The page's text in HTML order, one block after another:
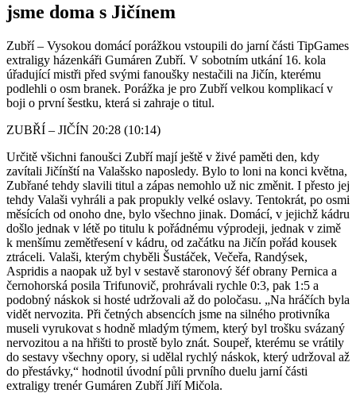
jsme doma s Jičínem
Zubří – Vysokou domácí porážkou vstoupili do jarní části TipGames
extraligy házenkáři Gumáren Zubří. V sobotním utkání 16. kola
úřadující mistři před svými fanoušky nestačili na Jičín, kterému
podlehli o osm branek. Porážka je pro Zubří velkou komplikací v
boji o první šestku, která si zahraje o titul.
ZUBŘÍ – JIČÍN 20:28 (10:14)
Určitě všichni fanoušci Zubří mají ještě v živé paměti den, kdy
zavítali Jičínští na Valašsko naposledy. Bylo to loni na konci května,
Zubřané tehdy slavili titul a zápas nemohlo už nic změnit. I přesto jej
tehdy Valaši vyhráli a pak propukly velké oslavy. Tentokrát, po osmi
měsících od onoho dne, bylo všechno jinak. Domácí, v jejichž kádru
došlo jednak v létě po titulu k pořádnému výprodeji, jednak v zimě
k menšímu zemětřesení v kádru, od začátku na Jičín pořád kousek
ztráceli. Valaši, kterým chyběli Šustáček, Večeřa, Randýsek,
Aspridis a naopak už byl v sestavě staronový šéf obrany Pernica a
černohorská posila Trifunovič, prohrávali rychle 0:3, pak 1:5 a
podobný náskok si hosté udržovali až do poločasu. „Na hráčích byla
vidět nervozita. Při četných absencích jsme na silného protivníka
museli vyrukovat s hodně mladým týmem, který byl trošku svázaný
nervozitou a na hřišti to prostě bylo znát. Soupeř, kterému se vrátily
do sestavy všechny opory, si udělal rychlý náskok, který udržoval až
do přestávky,“ hodnotil úvodní půli prvního duelu jarní části
extraligy trenér Gumáren Zubří Jiří Mičola.